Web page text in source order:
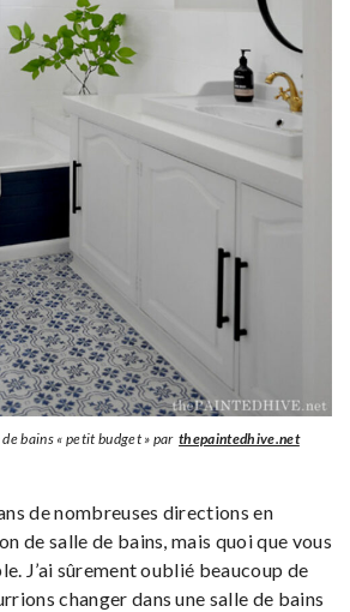
bains « petit budget » par thepaintedhive.net
de nombreuses directions en
de salle de bains, mais quoi que vous
J’ai sûrement oublié beaucoup de
changer dans une salle de bains